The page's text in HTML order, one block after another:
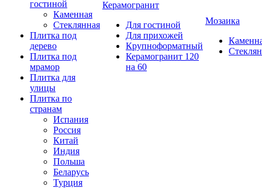
гостиной
Каменная
Стеклянная
Плитка под
дерево
Плитка под
мрамор
Плитка для
улицы
Плитка по
странам
Испания
Россия
Китай
Индия
Польша
Беларусь
Турция
Керамогранит
Для гостиной
Для прихожей
Крупноформатный
Керамогранит 120
на 60
Мозаика